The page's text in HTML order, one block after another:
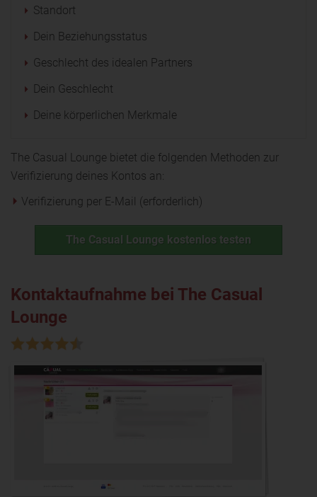
Standort
Dein Beziehungsstatus
Geschlecht des idealen Partners
Dein Geschlecht
Deine körperlichen Merkmale
The Casual Lounge bietet die folgenden Methoden zur
Verifizierung deines Kontos an:
Verifizierung per E-Mail (erforderlich)
The Casual Lounge kostenlos testen
Kontaktaufnahme bei The Casual
Lounge